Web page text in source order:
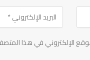
الإلكتروني في هذا